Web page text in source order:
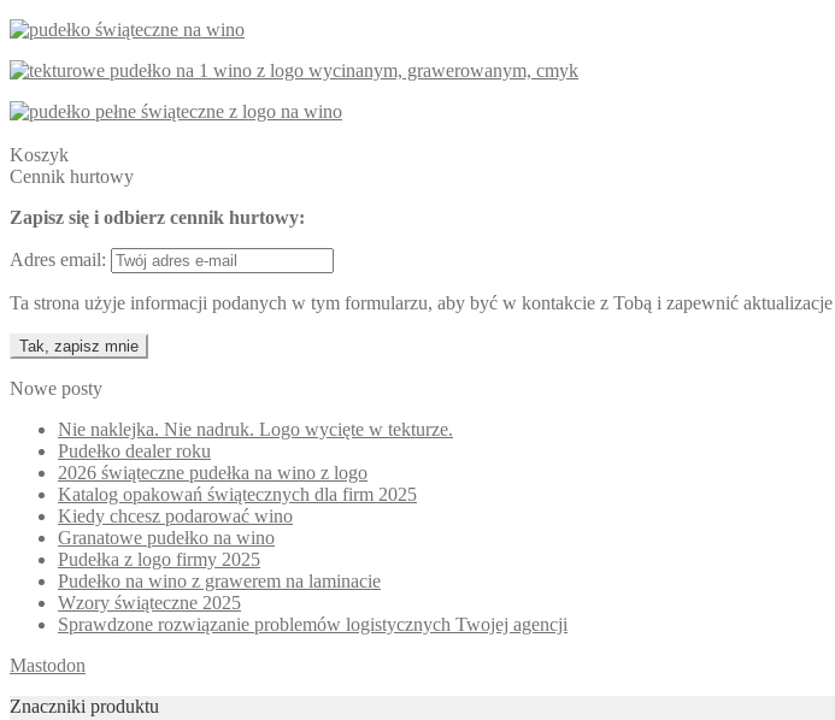
Koszyk
Cennik hurtowy
Zapisz się i odbierz cennik hurtowy:
Adres email:
Ta strona użyje informacji podanych w tym formularzu, aby być w kontakcie z Tobą i zapewnić
Nowe posty
Nie naklejka. Nie nadruk. Logo wycięte w tekturze.
Pudełko dealer roku
2026 świąteczne pudełka na wino z logo
Katalog opakowań świątecznych dla firm 2025
Kiedy chcesz podarować wino
Granatowe pudełko na wino
Pudełka z logo firmy 2025
Pudełko na wino z grawerem na laminacie
Wzory świąteczne 2025
Sprawdzone rozwiązanie problemów logistycznych Twojej agencji
Mastodon
Znaczniki produktu